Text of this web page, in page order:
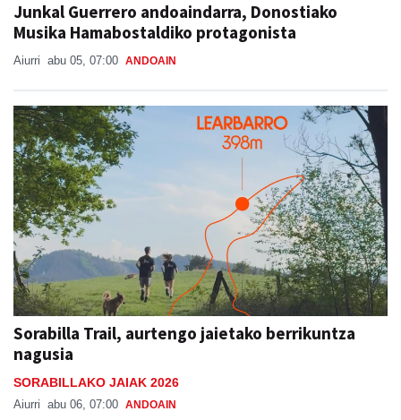
Junkal Guerrero andoaindarra, Donostiako
Musika Hamabostaldiko protagonista
Aiurri abu 05, 07:00 ANDOAIN
Sorabilla Trail, aurtengo jaietako berrikuntza
nagusia
SORABILLAKO JAIAK 2026
Aiurri abu 06, 07:00 ANDOAIN